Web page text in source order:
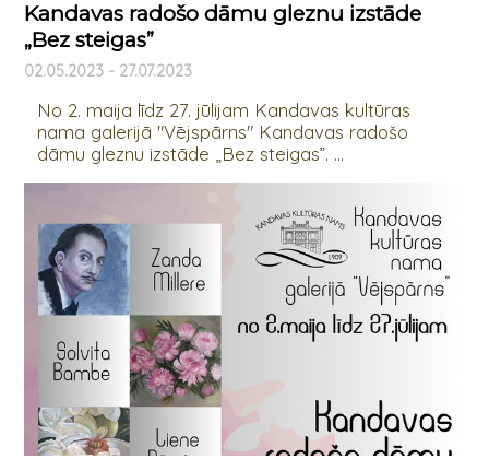
Kandavas radošo dāmu gleznu izstāde
„Bez steigas”
02.05.2023 - 27.07.2023
No 2. maija līdz 27. jūlijam Kandavas kultūras
nama galerijā "Vējspārns" Kandavas radošo
dāmu gleznu izstāde „Bez steigas”. ...